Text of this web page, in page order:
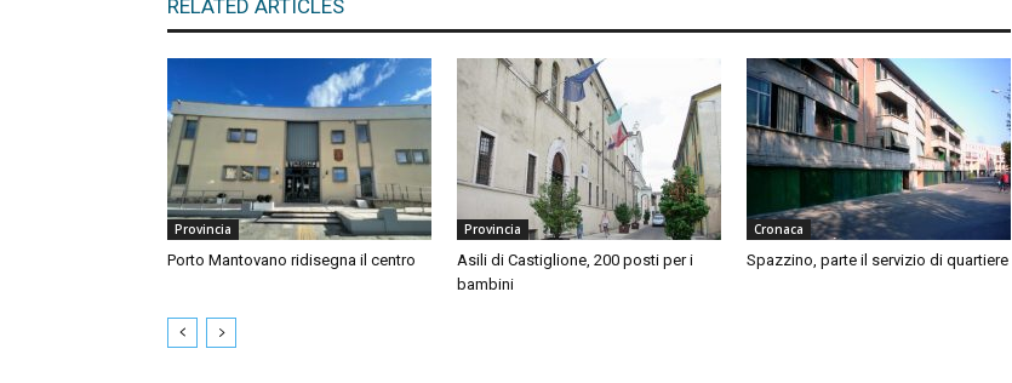
RELATED ARTICLES
Provincia
Porto Mantovano ridisegna il centro
Provincia
Asili di Castiglione, 200 posti per i
bambini
Cronaca
Spazzino, parte il servizio di quartiere